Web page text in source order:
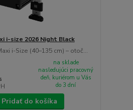
i-size 2026 Night Black
i-Size (40–135 cm) – otoč...
na sklade
nasledujúci pracovný
deň, kuriérom u Vás
do 3 dní
Pridať do košíka